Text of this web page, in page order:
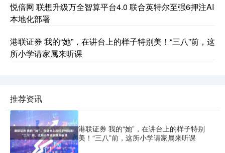
悦倍网 联想升级万全智算平台4.0 联合英特尔至强6押注AI
本地化部署
港联证券 我的“她”，在讲台上的样子特别美！“三八”前，这
所小学请家属来听课
推荐资讯
港联证券 我的“她”，在讲台上的样子特别
美！“三八”前，这所小学请家属来听课